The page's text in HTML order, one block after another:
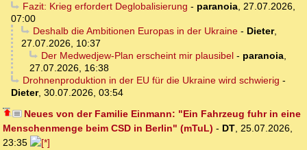
Fazit: Krieg erfordert Deglobalisierung - paranoia, 27.07.2026,
07:00
Deshalb die Ambitionen Europas in der Ukraine- Dieter,
27.07.2026, 10:37
Der Medwedjew-Plan erscheint mir plausibel- paranoia,
27.07.2026, 16:38
Drohnenproduktion in der EU für die Ukraine wird schwierig -
Dieter, 30.07.2026, 03:54
Neues von der Familie Einmann: "Ein Fahrzeug fuhr in eine
Menschenmenge beim CSD in Berlin" (mTuL) - DT, 25.07.2026,
23:35